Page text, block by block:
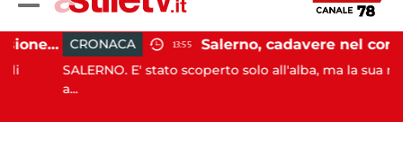
Capaccio Paestum, evasione tassa di soggiorno: scoperte 49 strutture fantasma, elevate 132 sanzioni CRONACA 13:55 Salerno, cadavere nel cortile di un palazzo: indaga la Polizia
SALERNO. E' stato scoperto solo all'alba, ma la sua morte è